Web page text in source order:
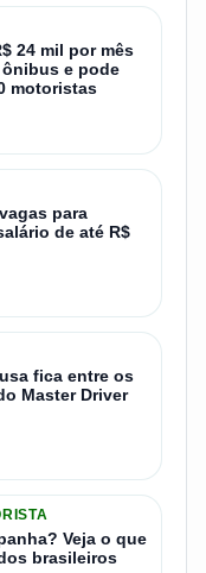
24 mil por mês
e pode
motoristas
para
de até R$
fica entre os
Master Driver
Veja o que
brasileiros